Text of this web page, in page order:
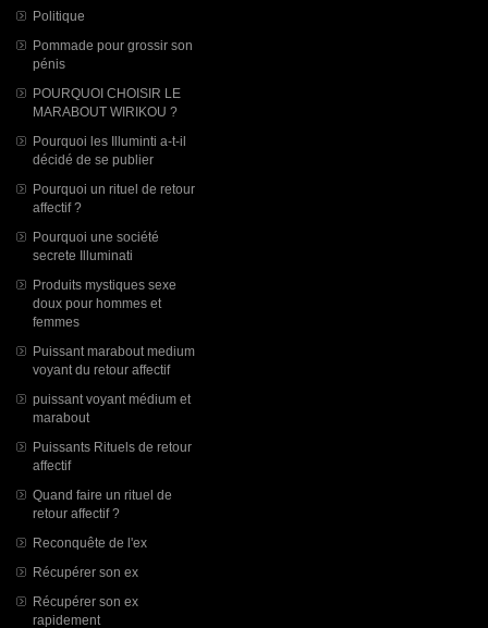
Politique
Pommade pour grossir son
pénis
POURQUOI CHOISIR LE
MARABOUT WIRIKOU ?
Pourquoi les Illuminti a-t-il
décidé de se publier
Pourquoi un rituel de retour
affectif ?
Pourquoi une société
secrete Illuminati
Produits mystiques sexe
doux pour hommes et
femmes
Puissant marabout medium
voyant du retour affectif
puissant voyant médium et
marabout
Puissants Rituels de retour
affectif
Quand faire un rituel de
retour affectif ?
Reconquête de l'ex
Récupérer son ex
Récupérer son ex
rapidement